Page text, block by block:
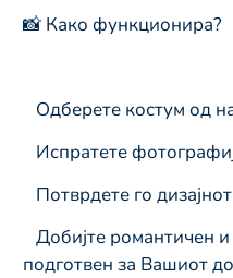
📸 Како функционира?
Одберете костум од
Испратете
Потврдете го
Добијте романтичен
подготвен за Вашиот